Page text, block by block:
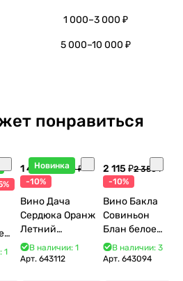
1 000–3 000 ₽
5 000–10 000 ₽
понравиться
1
Новинка
1 440 ₽1 600 ₽
-10%
Вино Дача
Сердюка Оранж
Летний
Сибирьковый
2024 750 мл
В наличии: 1
Арт. 643112
2 115 ₽2 350 ₽
-10%
Вино Бакла
Совиньон
Блан белое
сухое 750 мл
12%
В наличии: 3
Арт.643094